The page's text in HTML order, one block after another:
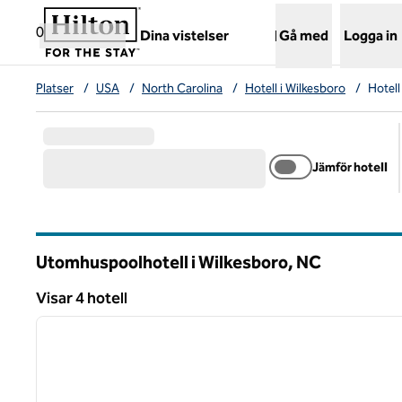
Gå vidare till innehållet
0
Dina vistelser
,öppnar ny flik
Gå med Logga in
Platser / USA / North Carolina / Hotell i Wilkesboro /
Jämför hotell
Utomhuspoolhotell i Wilkesboro, NC
Visar 4 hotell
Visar 4 hotell
1 av 12